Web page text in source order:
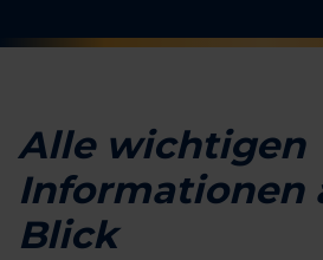
Alle wichtigen
Informationen
Blick